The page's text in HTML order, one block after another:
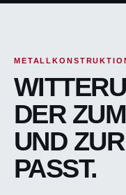
DER
UND
PASST.